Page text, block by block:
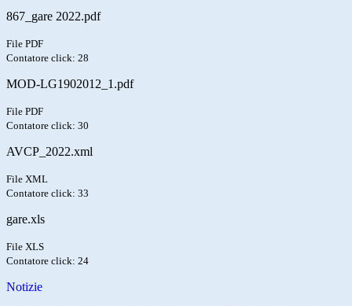
867_gare 2022.pdf
File PDF
Contatore click: 28
MOD-LG1902012_1.pdf
File PDF
Contatore click: 30
AVCP_2022.xml
File XML
Contatore click: 33
gare.xls
File XLS
Contatore click: 24
Notizie